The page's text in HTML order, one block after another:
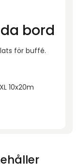
bord
för buffé.
10x20m